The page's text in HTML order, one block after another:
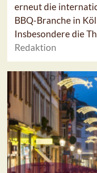
erneut die
BBQ-Branche in
Insbesondere die
Redaktion